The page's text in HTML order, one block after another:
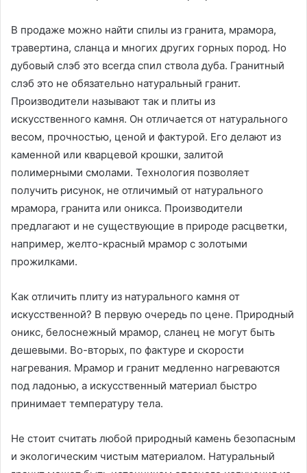
В продаже можно найти спилы из гранита, мрамора,
травертина, сланца и многих других горных пород. Но
дубовый слэб это всегда спил ствола дуба. Гранитный
слэб это не обязательно натуральный гранит.
Производители называют так и плиты из
искусственного камня. Он отличается от натурального
весом, прочностью, ценой и фактурой. Его делают из
каменной или кварцевой крошки, залитой
полимерными смолами. Технология позволяет
получить рисунок, не отличимый от натурального
мрамора, гранита или оникса. Производители
предлагают и не существующие в природе расцветки,
например, желто-красный мрамор с золотыми
прожилками.
Как отличить плиту из натурального камня от
искусственной? В первую очередь по цене. Природный
оникс, белоснежный мрамор, сланец не могут быть
дешевыми. Во-вторых, по фактуре и скорости
нагревания. Мрамор и гранит медленно нагреваются
под ладонью, а искусственный материал быстро
принимает температуру тела.
Не стоит считать любой природный камень безопасным
и экологическим чистым материалом. Натуральный